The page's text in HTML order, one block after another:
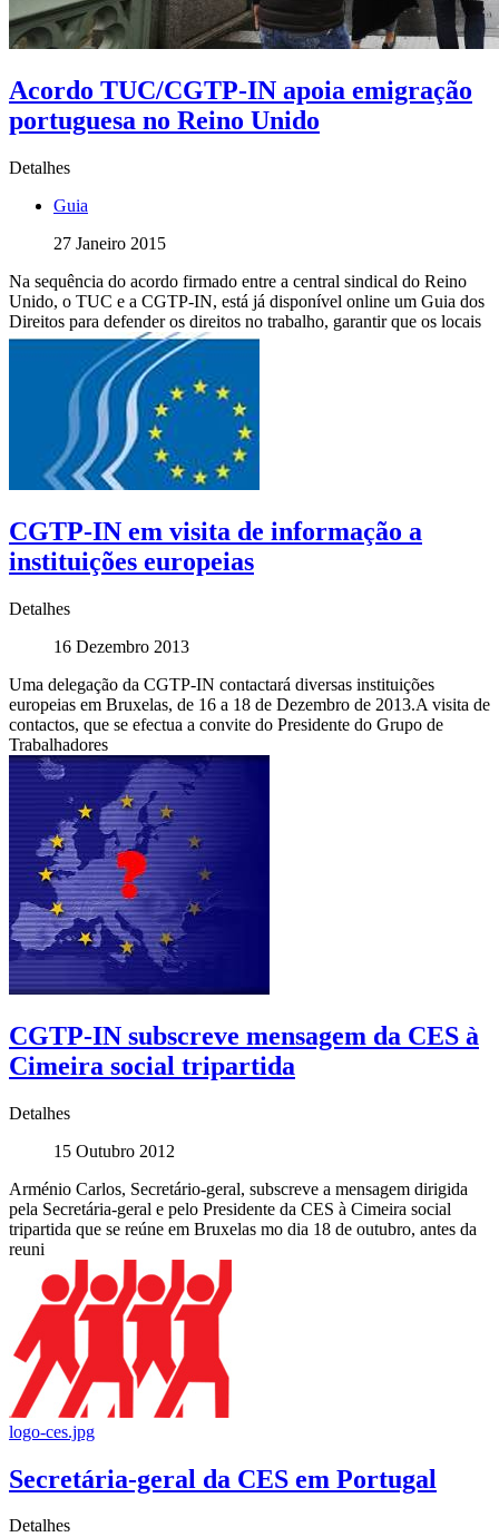
Acordo TUC/CGTP-IN apoia emigração
portuguesa no Reino Unido
Detalhes
Guia
27 Janeiro 2015
Na sequência do acordo firmado entre a central sindical do Reino
Unido, o TUC e a CGTP-IN, está já disponível online um Guia dos
Direitos para defender os direitos no trabalho, garantir que os locais
CGTP-IN em visita de informação a
instituições europeias
Detalhes
16 Dezembro 2013
Uma delegação da CGTP-IN contactará diversas instituições
europeias em Bruxelas, de 16 a 18 de Dezembro de 2013.A visita de
contactos, que se efectua a convite do Presidente do Grupo de
Trabalhadores
CGTP-IN subscreve mensagem da CES à
Cimeira social tripartida
Detalhes
15 Outubro 2012
Arménio Carlos, Secretário-geral, subscreve a mensagem dirigida
pela Secretária-geral e pelo Presidente da CES à Cimeira social
tripartida que se reúne em Bruxelas mo dia 18 de outubro, antes da
reuni
logo-ces.jpg
Secretária-geral da CES em Portugal
Detalhes